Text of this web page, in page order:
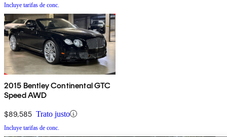
Incluye tarifas de conc.
2015 Bentley Continental GTC
Speed AWD
$89,585 Trato justo
Incluye tarifas de conc.